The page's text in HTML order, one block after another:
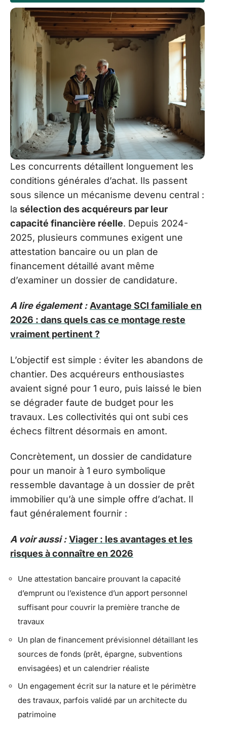
Les concurrents détaillent longuement les
conditions générales d’achat. Ils passent
sous silence un mécanisme devenu central :
la sélection des acquéreurs par leur
capacité financière réelle. Depuis 2024-
2025, plusieurs communes exigent une
attestation bancaire ou un plan de
financement détaillé avant même
d’examiner un dossier de candidature.
A lire également : Avantage SCI familiale en
2026 : dans quels cas ce montage reste
vraiment pertinent ?
L’objectif est simple : éviter les abandons de
chantier. Des acquéreurs enthousiastes
avaient signé pour 1 euro, puis laissé le bien
se dégrader faute de budget pour les
travaux. Les collectivités qui ont subi ces
échecs filtrent désormais en amont.
Concrètement, un dossier de candidature
pour un manoir à 1 euro symbolique
ressemble davantage à un dossier de prêt
immobilier qu’à une simple offre d’achat. Il
faut généralement fournir :
A voir aussi : Viager : les avantages et les
risques à connaître en 2026
Une attestation bancaire prouvant la capacité
d’emprunt ou l’existence d’un apport personnel
suffisant pour couvrir la première tranche de
travaux
Un plan de financement prévisionnel détaillant les
sources de fonds (prêt, épargne, subventions
envisagées) et un calendrier réaliste
Un engagement écrit sur la nature et le périmètre
des travaux, parfois validé par un architecte du
patrimoine